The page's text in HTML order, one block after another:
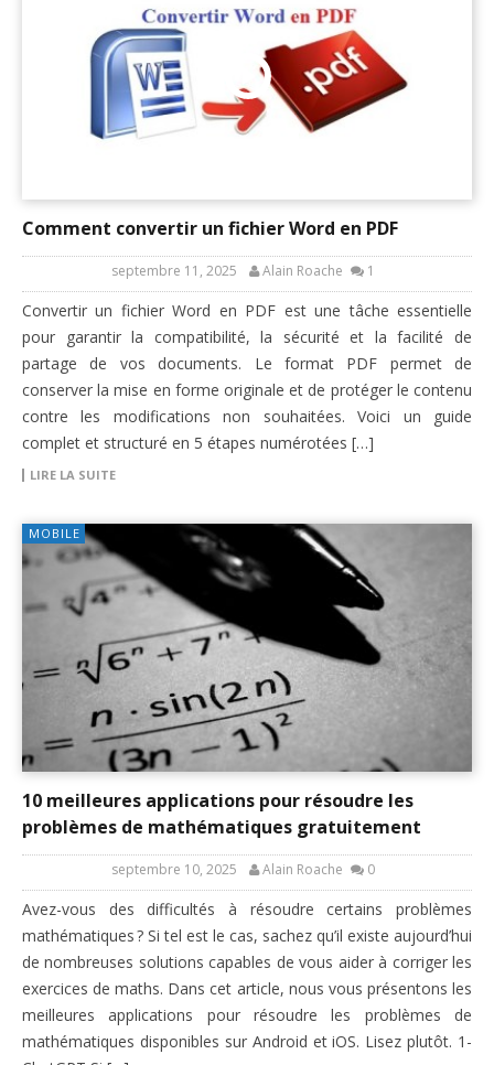
Comment convertir un fichier Word en PDF
septembre 11, 2025 Alain Roache 1
Convertir un fichier Word en PDF est une tâche essentielle
pour garantir la compatibilité, la sécurité et la facilité de
partage de vos documents. Le format PDF permet de
conserver la mise en forme originale et de protéger le contenu
contre les modifications non souhaitées. Voici un guide
complet et structuré en 5 étapes numérotées […]
LIRE LA SUITE
MOBILE
10 meilleures applications pour résoudre les
problèmes de mathématiques gratuitement
septembre 10, 2025 Alain Roache 0
Avez-vous des difficultés à résoudre certains problèmes
mathématiques ? Si tel est le cas, sachez qu’il existe aujourd’hui
de nombreuses solutions capables de vous aider à corriger les
exercices de maths. Dans cet article, nous vous présentons les
meilleures applications pour résoudre les problèmes de
mathématiques disponibles sur Android et iOS. Lisez plutôt. 1-